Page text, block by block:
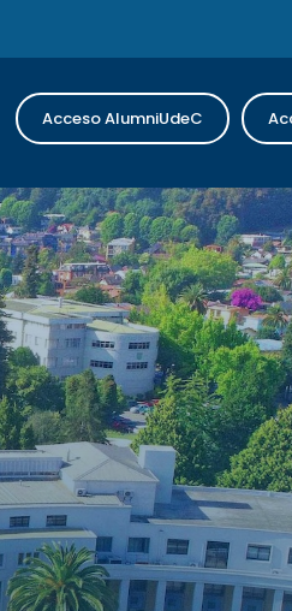
Acceso AlumniUdeC